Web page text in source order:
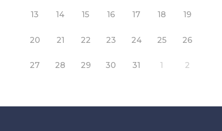
13 14 15 16 17 18 19
20 21 22 23 24 25 26
27 28 29 30 31 1 2